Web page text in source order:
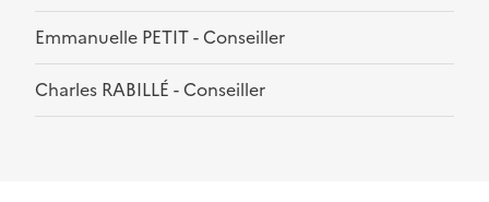
Emmanuelle PETIT - Conseiller
Charles RABILLÉ - Conseiller